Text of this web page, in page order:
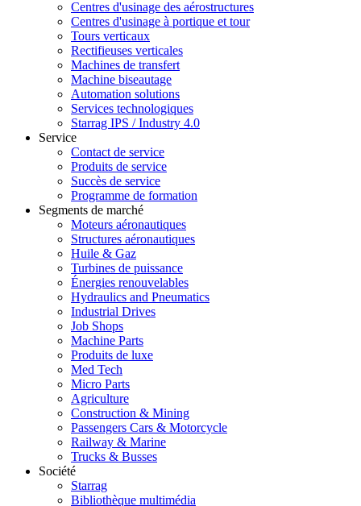
Centres d'usinage des aérostructures
Centres d'usinage à portique et tour
Tours verticaux
Rectifieuses verticales
Machines de transfert
Machine biseautage
Automation solutions
Services technologiques
Starrag IPS / Industry 4.0
Service
Contact de service
Produits de service
Succès de service
Programme de formation
Segments de marché
Moteurs aéronautiques
Structures aéronautiques
Huile & Gaz
Turbines de puissance
Énergies renouvelables
Hydraulics and Pneumatics
Industrial Drives
Job Shops
Machine Parts
Produits de luxe
Med Tech
Micro Parts
Agriculture
Construction & Mining
Passengers Cars & Motorcycle
Railway & Marine
Trucks & Busses
Société
Starrag
Bibliothèque multimédia